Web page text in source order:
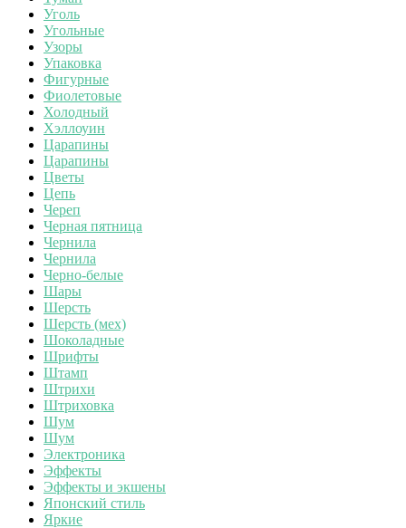
Уголь
Угольные
Узоры
Упаковка
Фигурные
Фиолетовые
Холодный
Хэллоуин
Царапины
Царапины
Цветы
Цепь
Череп
Черная пятница
Чернила
Чернила
Черно-белые
Шары
Шерсть
Шерсть (мех)
Шоколадные
Шрифты
Штамп
Штрихи
Штриховка
Шум
Шум
Электроника
Эффекты
Эффекты и экшены
Японский стиль
Яркие